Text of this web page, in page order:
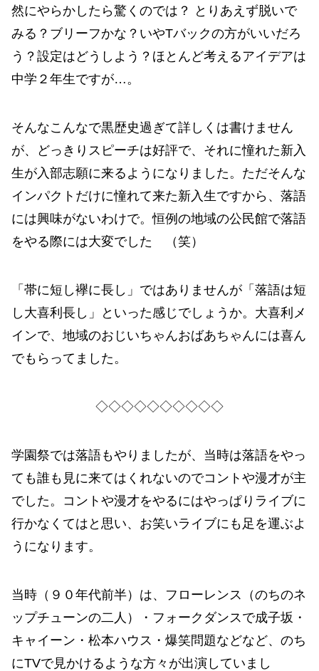
然にやらかしたら驚くのでは？ とりあえず脱いで
みる？ブリーフかな？いやTバックの方がいいだろ
う？設定はどうしよう？ほとんど考えるアイデアは
中学２年生ですが…。
そんなこんなで黒歴史過ぎて詳しくは書けません
が、どっきりスピーチは好評で、それに憧れた新入
生が入部志願に来るようになりました。ただそんな
インパクトだけに憧れて来た新入生ですから、落語
には興味がないわけで。恒例の地域の公民館で落語
をやる際には大変でした （笑）
「帯に短し襷に長し」ではありませんが「落語は短
し大喜利長し」といった感じでしょうか。大喜利メ
インで、地域のおじいちゃんおばあちゃんには喜ん
でもらってました。
◇◇◇◇◇◇◇◇◇◇
学園祭では落語もやりましたが、当時は落語をやっ
ても誰も見に来てはくれないのでコントや漫才が主
でした。コントや漫才をやるにはやっぱりライブに
行かなくてはと思い、お笑いライブにも足を運ぶよ
うになります。
当時（９０年代前半）は、フローレンス（のちのネ
ップチューンの二人）・フォークダンスで成子坂・
キャイーン・松本ハウス・爆笑問題などなど、のち
にTVで見かけるような方々が出演していまし